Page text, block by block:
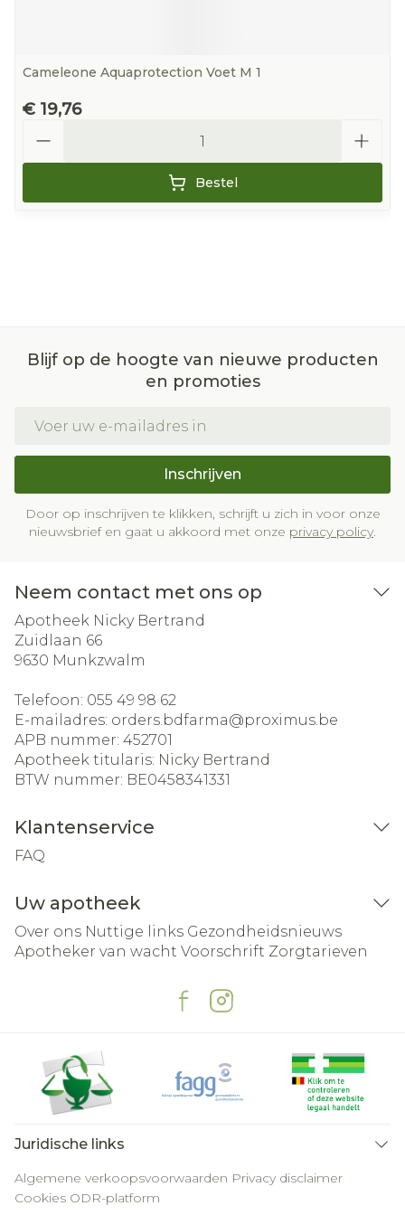
Cameleone Aquaprotection Voet M 1
€ 19,76
Bestel
Blijf op de hoogte van nieuwe producten
en promoties
Inschrijven
Door op inschrijven te klikken, schrijft u zich in voor onze
nieuwsbrief en gaat u akkoord met onze privacy policy.
Neem contact met ons op
Apotheek Nicky Bertrand
Zuidlaan 66
9630 Munkzwalm
Telefoon: 055 49 98 62
E-mailadres: orders.bdfarma@proximus.be
APB nummer: 452701
Apotheek titularis: Nicky Bertrand
BTW nummer: BE0458341331
Klantenservice
FAQ
Uw apotheek
Over ons Nuttige links Gezondheidsnieuws
Apotheker van wacht Voorschrift Zorgtarieven
Juridische links
Algemene verkoopsvoorwaarden Privacy disclaimer
Cookies ODR-platform